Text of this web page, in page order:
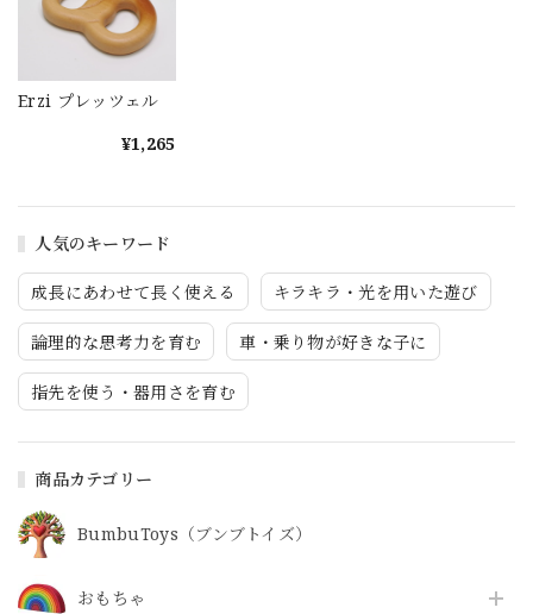
人気のキーワード
成長にあわせて長く使える キラキラ・光を用いた遊び
論理的な思考力を育む 車・乗り物が好きな子に
指先を使う・器用さを育む
商品カテゴリー
BumbuToys（ブンブトイズ）
おもちゃ
Erzi プレッツェル
¥1,265